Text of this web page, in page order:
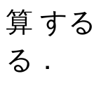
算 す
る．